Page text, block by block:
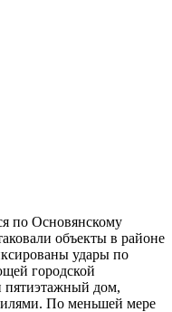
по Основянскому
объекты в районе
удары по
городской
пятиэтажный дом,
По меньшей мере